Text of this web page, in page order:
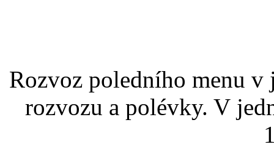
Rozvoz poledního menu
rozvozu a polévky. V